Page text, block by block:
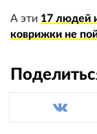
А эти 17 людей
коврижки не